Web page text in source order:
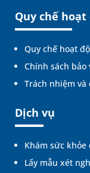
Quy chế hoạt
Quy chế hoạt
Chính sách bảo
Trách nhiệm và
Dịch vụ
Khám sức
Lấy mẫu xét